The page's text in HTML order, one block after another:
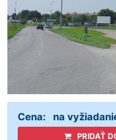
Cena: na
PRIDAŤ